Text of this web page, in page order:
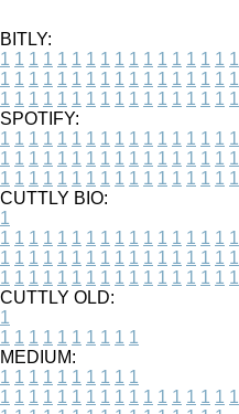
BITLY:
1 1 1 1 1 1 1 1 1 1 1 1 1 1 1 1 1
1 1 1 1 1 1 1 1 1 1 1 1 1 1 1 1 1
1 1 1 1 1 1 1 1 1 1 1 1 1 1 1 1 1
SPOTIFY:
1 1 1 1 1 1 1 1 1 1 1 1 1 1 1 1 1
1 1 1 1 1 1 1 1 1 1 1 1 1 1 1 1 1
1 1 1 1 1 1 1 1 1 1 1 1 1 1 1 1 1
CUTTLY BIO:
1
1 1 1 1 1 1 1 1 1 1 1 1 1 1 1 1 1
1 1 1 1 1 1 1 1 1 1 1 1 1 1 1 1 1
1 1 1 1 1 1 1 1 1 1 1 1 1 1 1 1 1
CUTTLY OLD:
1
1 1 1 1 1 1 1 1 1 1
MEDIUM:
1 1 1 1 1 1 1 1 1 1
1 1 1 1 1 1 1 1 1 1 1 1 1 1 1 1 1